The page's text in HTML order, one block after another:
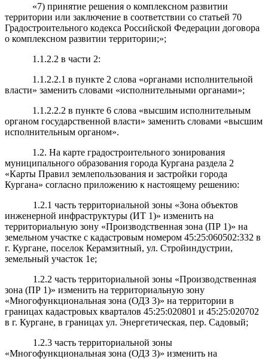
«7) принятие решения о комплексном развитии
территории или заключение в соответствии со статьей 70
Градостроительного кодекса Российской Федерации договора
о комплексном развитии территории;»;
1.1.2.2 в части 2:
1.1.2.2.1 в пункте 2 слова «органами исполнительной
власти» заменить словами «исполнительными органами»;
1.1.2.2.2 в пункте 6 слова «высшим исполнительным
органом государственной власти» заменить словами «высшим
исполнительным органом».
1.2.На карте градостроительного зонирования
муниципального образования города Кургана раздела 2
«Карты Правил землепользования и застройки города
Кургана» согласно приложению к настоящему решению:
1.2.1 часть территориальной зоны «Зона объектов
инженерной инфраструктуры (ИТ 1)» изменить на
территориальную зону «Производственная зона (ПР 1)» на
земельном участке с кадастровым номером 45:25:060502:332 в
г. Кургане, поселок Керамзитный, ул. Стройиндустрии,
земельный участок 1е;
1.2.2 часть территориальной зоны «Производственная
зона (ПР 1)» изменить на территориальную зону
«Многофункциональная зона (ОДЗ 3)» на территории в
границах кадастровых кварталов 45:25:020801 и 45:25:020702
в г. Кургане, в границах ул. Энергетическая, пер. Садовый;
1.2.3 часть территориальной зоны
«Многофункциональная зона (ОДЗ 3)» изменить на